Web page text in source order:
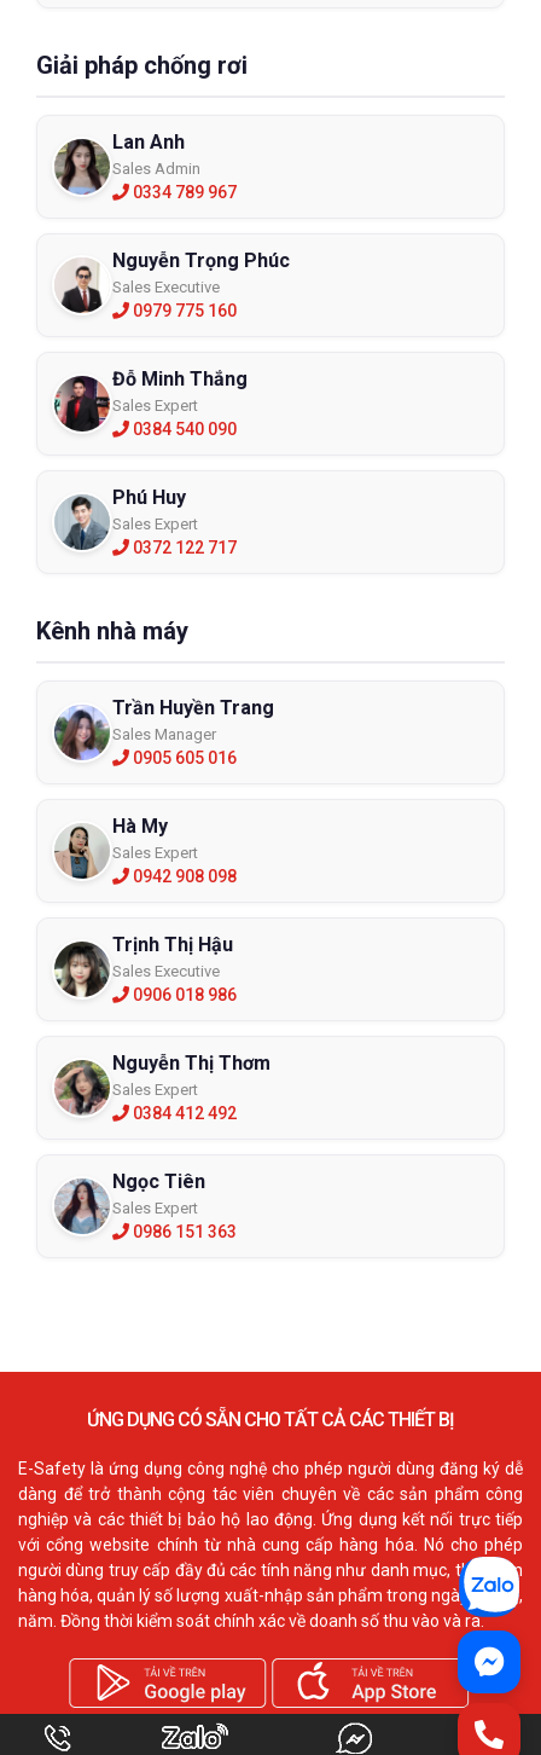
Giải pháp chống rơi
Lan Anh
Sales Admin
0334 789 967
Nguyễn Trọng Phúc
Sales Executive
0979 775 160
Đỗ Minh Thắng
Sales Expert
0384 540 090
Phú Huy
Sales Expert
0372 122 717
Kênh nhà máy
Trần Huyền Trang
Sales Manager
0905 605 016
Hà My
Sales Expert
0942 908 098
Trịnh Thị Hậu
Sales Executive
0906 018 986
Nguyễn Thị Thơm
Sales Expert
0384 412 492
Ngọc Tiên
Sales Expert
0986 151 363
ỨNG DỤNG CÓ SẴN CHO TẤT CẢ CÁC THIẾT BỊ
E-Safety là ứng dụng công nghệ cho phép người dùng đăng ký dễ
dàng để trở thành cộng tác viên chuyên về các sản phẩm công
nghiệp và các thiết bị bảo hộ lao động. Ứng dụng kết nối trực tiếp
với cổng website chính từ nhà cung cấp hàng hóa. Nó cho phép
người dùng truy cấp đầy đủ các tính năng như danh mục, thông tin
hàng hóa, quản lý số lượng xuất-nhập sản phẩm trong ngày, tháng,
năm. Đồng thời kiểm soát chính xác về doanh số thu vào và ra.
Khả dụng trên iPhone, iPad và tất cả các thiết bị Android